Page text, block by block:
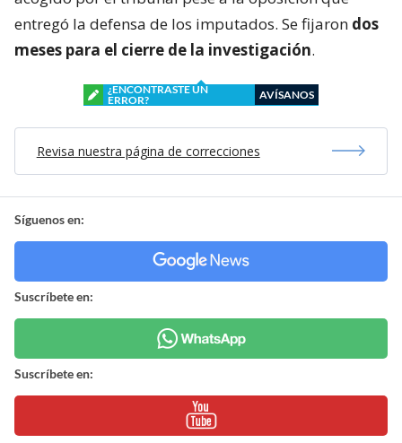
entregó la defensa de los imputados. Se fijaron dos
meses para el cierre de la investigación.
¿ENCONTRASTE UN
ERROR?
AVÍSANOS
Revisa nuestra página de correcciones
Síguenos en:
Suscríbete en:
Suscríbete en: